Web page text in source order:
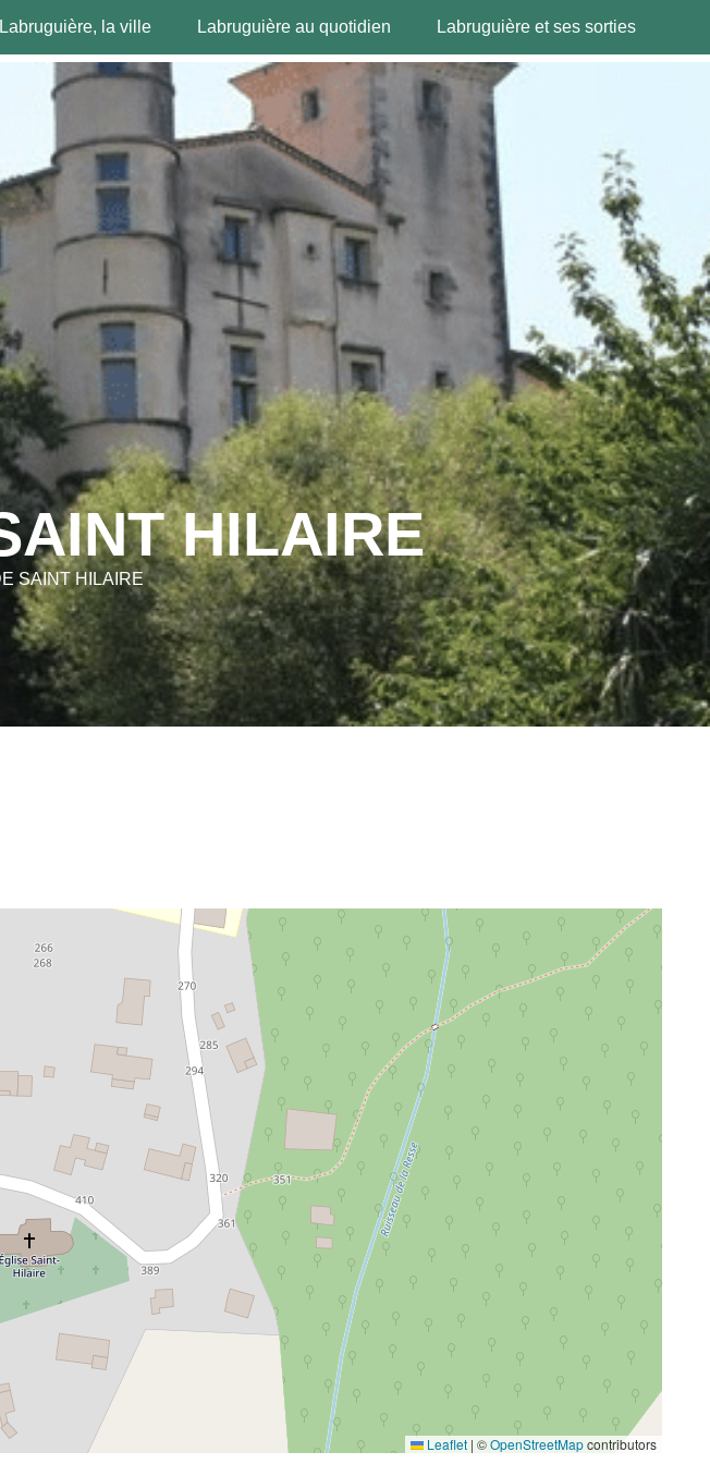
Labruguière, la ville Labruguière au quotidien Labruguière et ses sorties
HILAIRE
SAINT HILAIRE
Leaflet | ©OpenStreetMapcontributors